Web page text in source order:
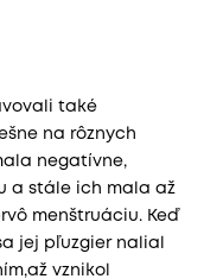
také
na rôznych
negatívne,
a stále ich mala až
menštruáciu. Keď
jej pľuzgier nalial
vznikol